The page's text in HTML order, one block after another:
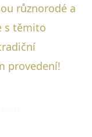
různorodé a
s těmito
provedení!